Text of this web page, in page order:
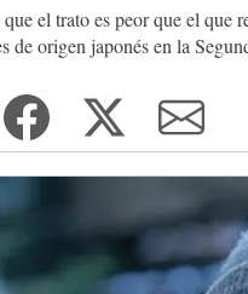
el trato es peor que el que
de origen japonés en la